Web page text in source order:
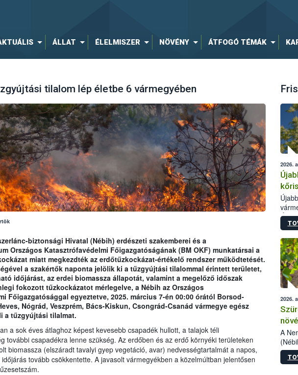
ÁLLAT ÉLELMISZER NÖVÉNY ÁTFOGÓ TÉMÁK
tilalom lép életbe 6 vármegyében
biztonsági Hivatal (Nébih) erdészeti szakemberei és a
Országos Katasztrófavédelmi Főigazgatóságának (BM OKF) munkatársai a
miatt megkezdték az erdőtűzkockázat-értékelő rendszer működtetését.
a szakértők naponta jelölik ki a tűzgyújtási tilalommal érintett területet,
időjárást, az erdei biomassza állapotát, valamint a megelőző időszak
fokozott tűzkockázatot mérlegelve, a Nébih az Országos
Főigazgatósággal egyeztetve, 2025. március 7-én 00:00 órától Borsod-
Nógrád, Veszprém, Bács-Kiskun, Csongrád-Csanád vármegye egész
a tűzgyújtási tilalmat.
a sok éves átlaghoz képest kevesebb csapadék hullott, a talajok téli
további csapadékra lenne szükség. Az erdőben és az erdő környéki területeken
biomassza (elszáradt tavalyi gyep vegetáció, avar) nedvességtartalmát a napos,
tovább csökkentette. A javasolt vármegyékben a közelmúltban jelentősen
2026.
2026.
A